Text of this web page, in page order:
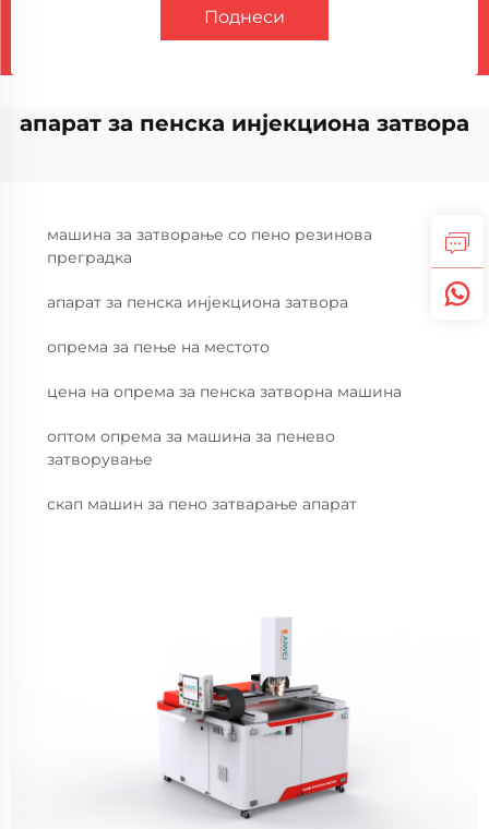
Поднеси
апарат за пенска инјекциона затвора
машина за затворање со пено резинова
преградка
апарат за пенска инјекциона затвора
опрема за пење на местото
цена на опрема за пенска затворна машина
оптом опрема за машина за пенево
затворување
скап машин за пено затварање апарат